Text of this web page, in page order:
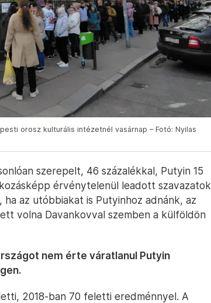
orosz kulturális intézetnél vasárnap – Fotó: Nyilas
szerepelt, 46 százalékkal, Putyin 15
érvénytelenül leadott szavazatok
ha az utóbbiakat is Putyinhoz adnánk, az
volna Davankovval szemben a külföldön
nem érte váratlanul Putyin
2018-ban 70 feletti eredménnyel. A